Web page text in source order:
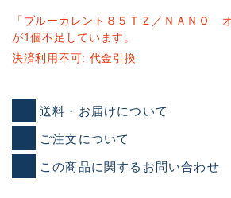
「ブルーカレント８５ＴＺ／ＮＡＮＯ
が1個不足しています。
決済利用不可: 代金引換
送料・お届けについて
ご注文について
この商品に関するお問い合わせ